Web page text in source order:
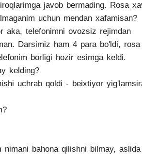
javob bermading. Rosa
uchun mendan xafamisan?
aka, telefonimni ovozsiz rejimdan
Darsimiz ham 4 para bo'ldi, rosa
borligi hozir esimga keldi.
kelding?
uchrab qoldi - beixtiyor
bahona qilishni bilmay, aslida